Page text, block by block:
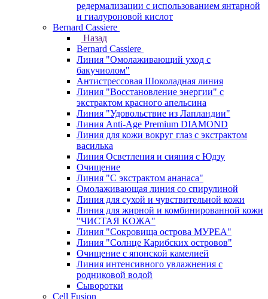
редермализации с использованием янтарной
и гиалуроновой кислот
Bernard Cassiere
Назад
Bernard Cassiere
Линия "Омолаживающий уход с
бакучиолом"
Антистрессовая Шоколадная линия
Линия "Восстановление энергии" с
экстрактом красного апельсина
Линия "Удовольствие из Лапландии"
Линия Anti-Age Premium DIAMOND
Линия для кожи вокруг глаз с экстрактом
василька
Линия Осветления и сияния с Юдзу
Очищение
Линия "С экстрактом ананаса"
Омолаживающая линия со спирулиной
Линия для сухой и чувствительной кожи
Линия для жирной и комбинированной кожи
"ЧИСТАЯ КОЖА"
Линия "Сокровища острова МУРЕА"
Линия "Солнце Карибских островов"
Очищение с японской камелией
Линия интенсивного увлажнения с
родниковой водой
Сыворотки
Cell Fusion